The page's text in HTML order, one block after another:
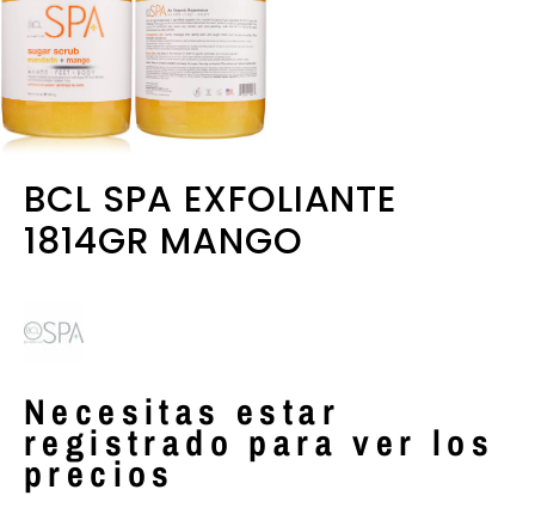
BCL SPA EXFOLIANTE
1814GR MANGO
Necesitas estar
registrado para ver los
precios